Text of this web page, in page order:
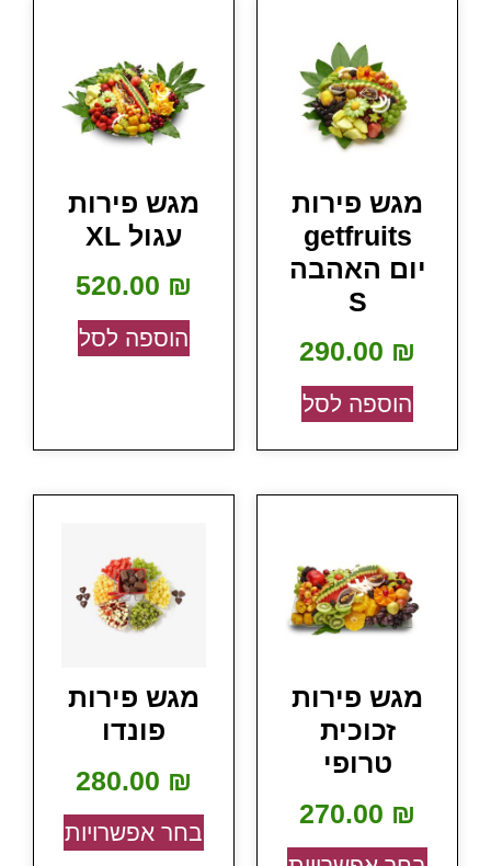
מגש פירות
getfruits
יום האהבה
S
290.00 ₪
הוספה לסל
מגש פירות
עגול XL
520.00 ₪
הוספה לסל
מגש פירות
זכוכית
טרופי
270.00 ₪
מגש פירות
פונדו
280.00 ₪
בחר אפשרויות